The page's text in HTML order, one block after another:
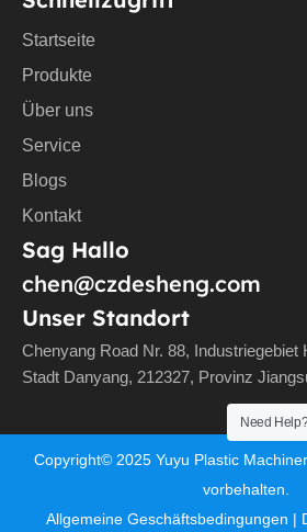
Startseite
Produkte
Über uns
Service
Blogs
Kontakt
Sag Hallo
chen@czdesheng.com
Unser Standort
Chenyang Road Nr. 88, Industriegebiet
Stadt Danyang, 212327, Provinz
Copyright© 2025Yuyu Plastic
vorbehalten.
Allgemeine Geschäftsbedingungen |
Need